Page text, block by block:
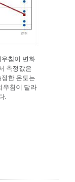
침이 변화
측정값은
한 온도는
우침이 달라
.